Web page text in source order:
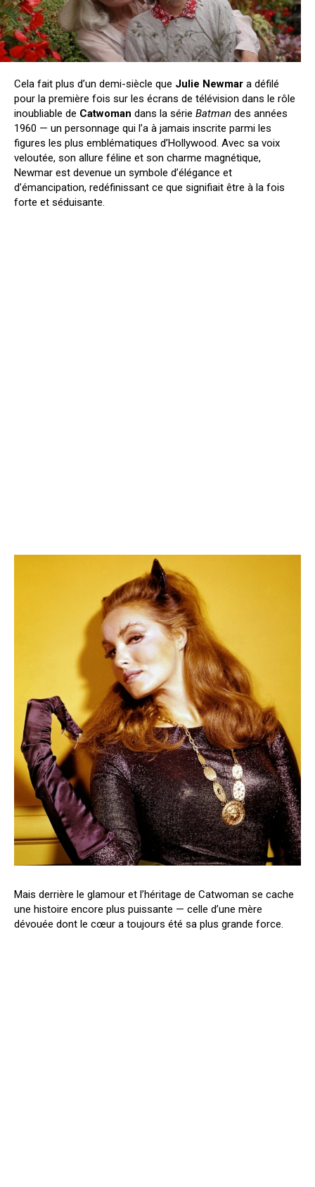
Cela fait plus d’un demi-siècle que Julie Newmar a défilé
pour la première fois sur les écrans de télévision dans le rôle
inoubliable de Catwoman dans la série Batman des années
1960 — un personnage qui l’a à jamais inscrite parmi les
figures les plus emblématiques d’Hollywood. Avec sa voix
veloutée, son allure féline et son charme magnétique,
Newmar est devenue un symbole d’élégance et
d’émancipation, redéfinissant ce que signifiait être à la fois
forte et séduisante.
Mais derrière le glamour et l’héritage de Catwoman se cache
une histoire encore plus puissante — celle d’une mère
dévouée dont le cœur a toujours été sa plus grande force.